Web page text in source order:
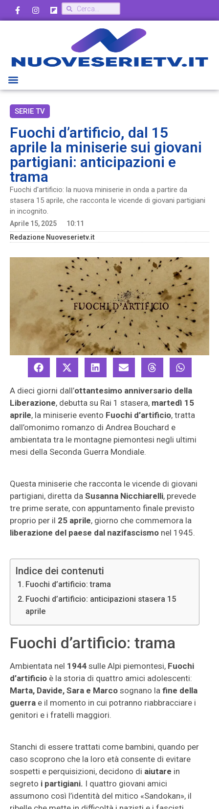
SERIE TV
Fuochi d’artificio, dal 15
aprile la miniserie sui giovani
partigiani: anticipazioni e
trama
Fuochi d'artificio: la nuova miniserie in onda a partire da
stasera 15 aprile, che racconta le vicende di giovani partigiani
in incognito.
Aprile 15, 2025
10:11
Redazione Nuoveserietv.it
A dieci giorni dall’ottantesimo anniversario della
Liberazione, debutta su Rai 1 stasera, martedì 15
aprile, la miniserie evento Fuochi d’artificio, tratta
dall’omonimo romanzo di Andrea Bouchard e
ambientata tra le montagne piemontesi negli ultimi
mesi della Seconda Guerra Mondiale.
Questa miniserie che racconta le vicende di giovani
partigiani, diretta da Susanna Nicchiarelli, prevede
tre prime serate, con appuntamento finale previsto
proprio per il 25 aprile, giorno che commemora la
liberazione del paese dal nazifascismo nel 1945.
Indice dei contenuti
Fuochi d’artificio: trama
Fuochi d’artificio: anticipazioni stasera 15
aprile
Fuochi d’artificio: trama
Ambientata nel 1944 sulle Alpi piemontesi, Fuochi
d’artificio è la storia di quattro amici adolescenti:
Marta, Davide, Sara e Marco sognano la fine della
guerra e il momento in cui potranno riabbracciare i
genitori e i fratelli maggiori.
Stanchi di essere trattati come bambini, quando per
caso scoprono che la loro età consente di evitare
sospetti e perquisizioni, decidono di aiutare in
segreto i partigiani. I quattro giovani amici
assumono così l’identità del mitico «Sandokan», il